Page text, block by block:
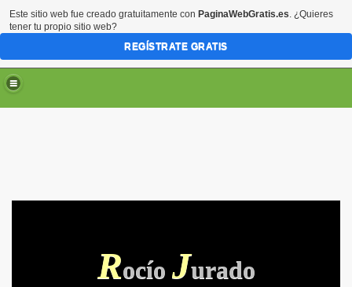
Rocío Jurado
Este sitio web fue creado gratuitamente con PaginaWebGratis.es. ¿Quieres
tener tu propio sitio web?
REGÍSTRATE GRATIS